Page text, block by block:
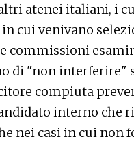
atenei italiani, i
cui venivano
commissioni
di "non interferire"
compiuta
interno che
nei casi in cui non